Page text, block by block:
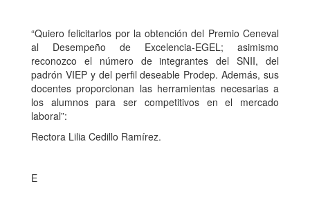
“Quiero felicitarlos por la obtención del Premio Ceneval
al Desempeño de Excelencia-EGEL; asimismo
reconozco el número de integrantes del SNII, del
padrón VIEP y del perfil deseable Prodep. Además, sus
docentes proporcionan las herramientas necesarias a
los alumnos para ser competitivos en el mercado
laboral”:
Rectora Lilia Cedillo Ramírez.
E